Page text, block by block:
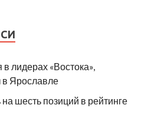
в лидерах «Востока»,
в Ярославле
шесть позиций в рейтинге